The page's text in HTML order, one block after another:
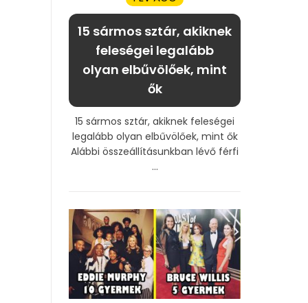
15 sármos sztár, akiknek
feleségei legalább
olyan elbűvölőek, mint
ők
15 sármos sztár, akiknek feleségei
legalább olyan elbűvölőek, mint ők
Alábbi összeállításunkban lévő férfi
...